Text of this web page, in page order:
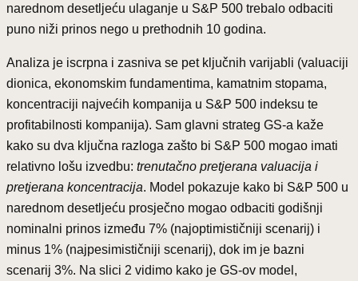
narednom desetljeću ulaganje u S&P 500 trebalo odbaciti
puno niži prinos nego u prethodnih 10 godina.
Analiza je iscrpna i zasniva se pet ključnih varijabli (valuaciji
dionica, ekonomskim fundamentima, kamatnim stopama,
koncentraciji najvećih kompanija u S&P 500 indeksu te
profitabilnosti kompanija). Sam glavni strateg GS-a kaže
kako su dva ključna razloga zašto bi S&P 500 mogao imati
relativno lošu izvedbu: trenutačno pretjerana valuacija i
pretjerana koncentracija. Model pokazuje kako bi S&P 500 u
narednom desetljeću prosječno mogao odbaciti godišnji
nominalni prinos između 7% (najoptimističniji scenarij) i
minus 1% (najpesimističniji scenarij), dok im je bazni
scenarij 3%. Na slici 2 vidimo kako je GS-ov model,